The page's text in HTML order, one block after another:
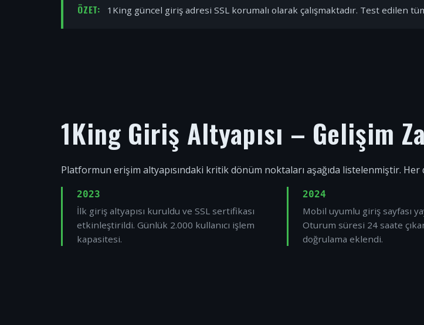
ÖZET: 1King güncel giriş adresi SSL korumalı olarak çalışmaktadır. Test edilen
1King Giriş Altyapısı – Gelişim
Platformun erişim altyapısındaki kritik dönüm noktaları aşağıda listelenmiştir. Her
2023
İlk giriş altyapısı kuruldu ve SSL sertifikası
etkinleştirildi. Günlük 2.000 kullanıcı işlem
kapasitesi.
2024
Mobil uyumlu giriş sayfası
Oturum süresi 24 saate
doğrulama eklendi.